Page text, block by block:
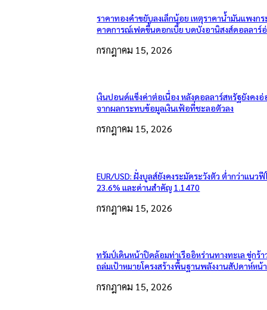
ราคาทองคำขยับลงเล็กน้อย เหตุราคาน้ำมันแพงก
คาดการณ์เฟดขึ้นดอกเบี้ย บดบังอานิสงส์ดอลลาร์
กรกฎาคม 15, 2026
เงินปอนด์แข็งค่าต่อเนื่อง หลังดอลลาร์สหรัฐยังคง
จากผลกระทบข้อมูลเงินเฟ้อที่ชะลอตัวลง
กรกฎาคม 15, 2026
EUR/USD: ฝั่งบูลส์ยังคงระมัดระวังตัว ต่ำกว่าแนว
23.6% และด่านสำคัญ 1.1470
กรกฎาคม 15, 2026
ทรัมป์เดินหน้าปิดล้อมท่าเรืออิหร่านทางทะเล ขู่กร้า
ถล่มเป้าหมายโครงสร้างพื้นฐานพลังงานสัปดาห์หน้า
กรกฎาคม 15, 2026